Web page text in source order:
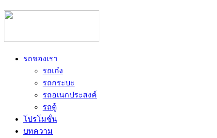
รถของเรา
รถเก๋ง
รถกระบะ
รถอเนกประสงค์
รถตู้
โปรโมชั่น
บทความ